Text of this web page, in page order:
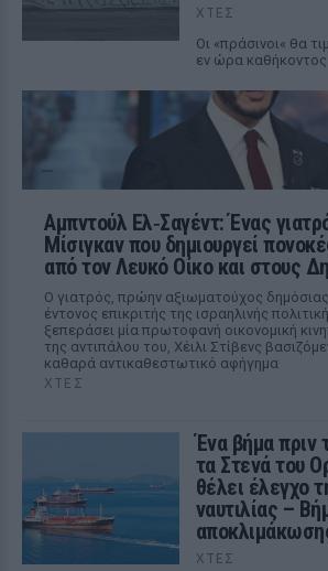
ΧΤΕΣ
Οι «πράσινοι« θα
εν ώρα καθήκοντος
Αμπντούλ Ελ‑Σαγέντ: Ένας
Μίσιγκαν που δημιουργεί
από τον Λευκό Οίκο και στους
Ο γιατρός, πρώην αξιωματούχος δημόσιας
έντονος επικριτής της ισραηλινής
ξεπεράσει μία πρωτοφανή οικονομική
της αντιπάλου του, Χέιλι Στίβενς
καθαρά αντικαθεστωτικό αφήγημα
ΧΤΕΣ
Ένα βήμα πριν
τα Στενά του
θέλει έλεγχο
ναυτιλίας –
ΧΤΕΣ